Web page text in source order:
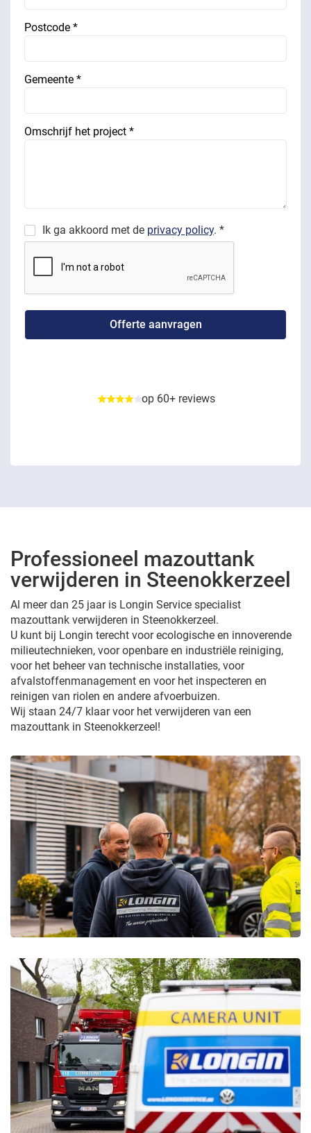
Postcode *
Gemeente *
Omschrijf het project *
Ik ga akkoord met de privacy policy. *
op 60+ reviews
Professioneel mazouttank
verwijderen in Steenokkerzeel
Al meer dan 25 jaar is Longin Service specialist
mazouttank verwijderen in Steenokkerzeel.
U kunt bij Longin terecht voor ecologische en innoverende
milieutechnieken, voor openbare en industriële reiniging,
voor het beheer van technische installaties, voor
afvalstoffenmanagement en voor het inspecteren en
reinigen van riolen en andere afvoerbuizen.
Wij staan 24/7 klaar voor het verwijderen van een
mazouttank in Steenokkerzeel!